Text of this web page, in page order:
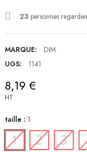
23 personnes
MARQUE:
DIM
UGS:
1141
8,19 €
HT
taille : 1